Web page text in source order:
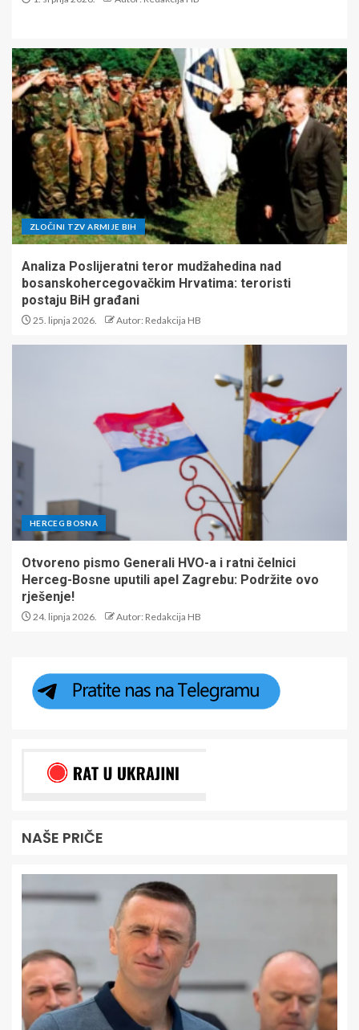
ZLOČINI TZV ARMIJE BIH
Analiza Poslijeratni teror mudžahedina nad
bosanskohercegovačkim Hrvatima: teroristi
postaju BiH građani
25. lipnja 2026. Autor: Redakcija HB
HERCEG BOSNA
Otvoreno pismo Generali HVO-a i ratni čelnici
Herceg-Bosne uputili apel Zagrebu: Podržite ovo
rješenje!
24. lipnja 2026. Autor: Redakcija HB
NAŠE PRIČE